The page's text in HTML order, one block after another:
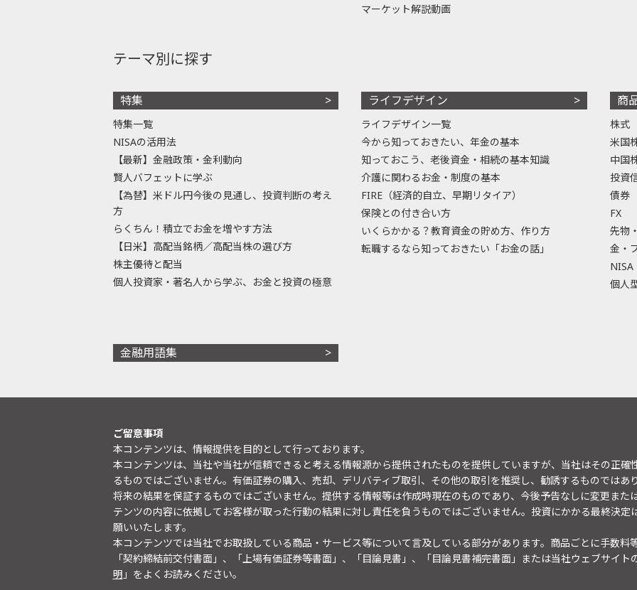
マーケット解説動画
テーマ別に探す
特集
特集一覧
NISAの活用法
【最新】金融政策・金利動向
賢人バフェットに学ぶ
【為替】米ドル円今後の見通し、投資判断の考え
方
らくちん！積立でお金を増やす方法
【日米】高配当銘柄／高配当株の選び方
株主優待と配当
個人投資家・著名人から学ぶ、お金と投資の極意
ライフデザイン
ライフデザイン一覧
今から知っておきたい、年金の基本
知っておこう、老後資金・相続の基本知識
介護に関わるお金・制度の基本
FIRE（経済的自立、早期リタイア）
保険との付き合い方
いくらかかる？教育資金の貯め方、作り方
転職するなら知っておきたい「お金の話」
商
株式
米国
中国
投資
債券
FX
先物
金・
NISA
個人
金融用語集
ご留意事項
本コンテンツは、情報提供を目的として行っております。
本コンテンツは、当社や当社が信頼できると考える情報源から提供されたものを提供していますが、当社はその正
るものではございません。有価証券の購入、売却、デリバティブ取引、その他の取引を推奨し、勧誘するものでは
将来の結果を保証するものではございません。提供する情報等は作成時現在のものであり、今後予告なしに変更また
テンツの内容に依拠してお客様が取った行動の結果に対し責任を負うものではございません。投資にかかる最終決
願いいたします。
本コンテンツでは当社でお取扱している商品・サービス等について言及している部分があります。商品ごとに手数料
「契約締結前交付書面」、「上場有価証券等書面」、「目論見書」、「目論見書補完書面」または当社ウェブサイト
明 」をよくお読みください。